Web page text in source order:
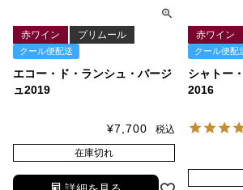
エコー・ド・ランシュ・バージ
ュ2019
赤ワイン プリムール
クール便配送
¥7,700 税込
在庫切れ
シャトー
2016
赤ワイン
クール便配